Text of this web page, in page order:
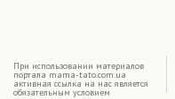
При использовании материалов
портала mama-tato.com.ua
активная ссылка на нас является
обязательным условием